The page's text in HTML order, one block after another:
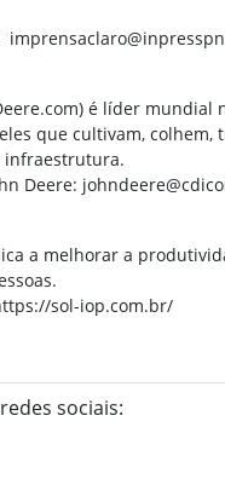
é líder
que cultivam,
infraestrutura.
Deere:
a melhorar a
sol-iop.com.br/
sociais: